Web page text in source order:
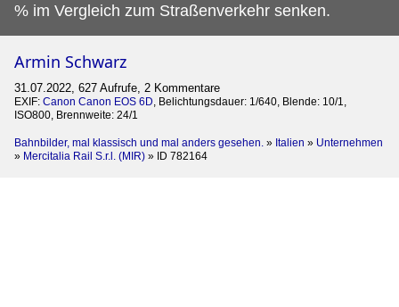
% im Vergleich zum Straßenverkehr senken.
Armin Schwarz
31.07.2022, 627 Aufrufe, 2 Kommentare
EXIF: Canon Canon EOS 6D, Belichtungsdauer: 1/640, Blende: 10/1,
ISO800, Brennweite: 24/1
Bahnbilder, mal klassisch und mal anders gesehen. » Italien » Unternehmen
» Mercitalia Rail S.r.l. (MIR) » ID 782164